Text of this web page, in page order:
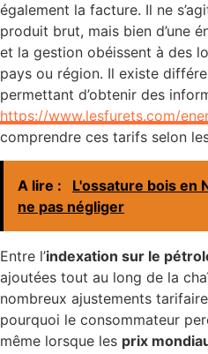
également la facture. Il ne
produit brut, mais bien d’une
et la gestion obéissent à des
pays ou région. Il existe
permettant d’obtenir des
https://www.lesfurets.com/
comprendre ces tarifs selon
A lire :
L'ossature bois en
ne pas négliger
Entre l’indexation sur le
ajoutées tout au long de la
nombreux ajustements
pourquoi le consommateur
même lorsque les prix